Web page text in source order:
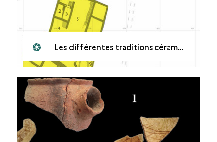
Les différentes traditions céramiques